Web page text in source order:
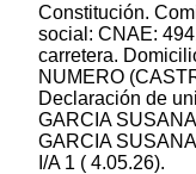
Constitución.
social: CNAE:
carretera.
NUMERO
Declaración de
GARCIA
GARCIA
I/A 1 ( 4.05.26).